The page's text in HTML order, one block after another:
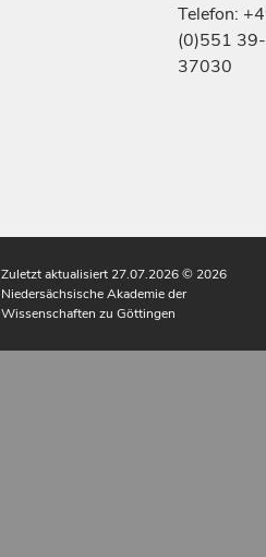
Telefon:
(0)551 39-
37030
Zuletzt aktualisiert 27.07.2026© 2026
Niedersächsische Akademie der
Wissenschaften zu Göttingen